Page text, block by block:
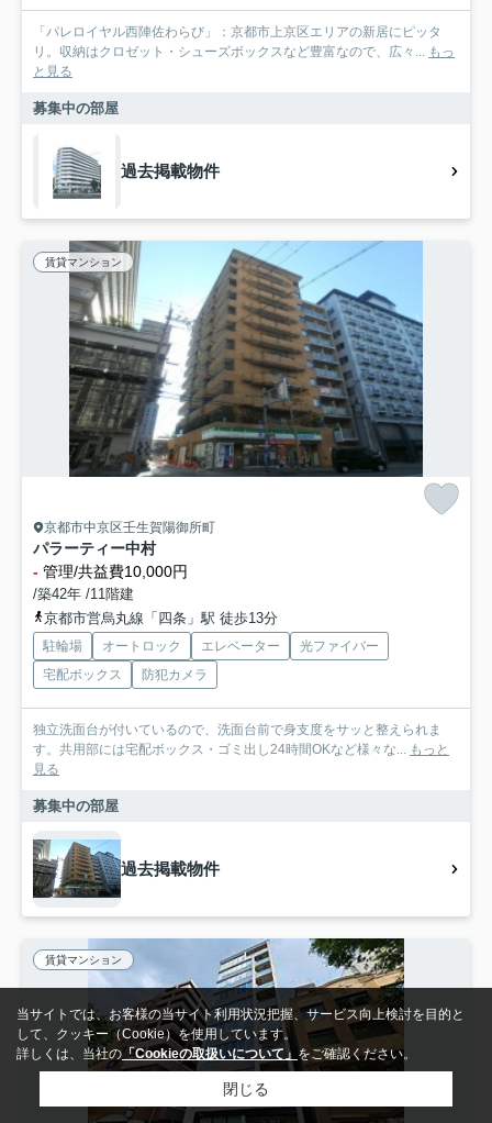
「パレロイヤル西陣佐わらび」：京都市上京区エリアの新居にピッタ
リ。収納はクロゼット・シューズボックスなど豊富なので、広々...
もっ
と見る
募集中の部屋
過去掲載物件
賃貸マンション
京都市中京区壬生賀陽御所町
パラーティー中村
- 管理/共益費10,000円
/築42年 /11階建
京都市営烏丸線「四条」駅 徒歩13分
駐輪場 オートロック エレベーター
光ファイバー
宅配ボックス
防犯カメラ
独立洗面台が付いているので、洗面台前で身支度をサッと整えられま
す。共用部には宅配ボックス・ゴミ出し24時間OKなど様々な...
もっと
見る
募集中の部屋
過去掲載物件
賃貸マンション
当サイトでは、お客様の当サイト利用状況把握、サービス向上検討を目的と
して、クッキー（Cookie）を使用しています。
詳しくは、当社の「Cookieの取扱いについて」 をご確認ください。
閉じる